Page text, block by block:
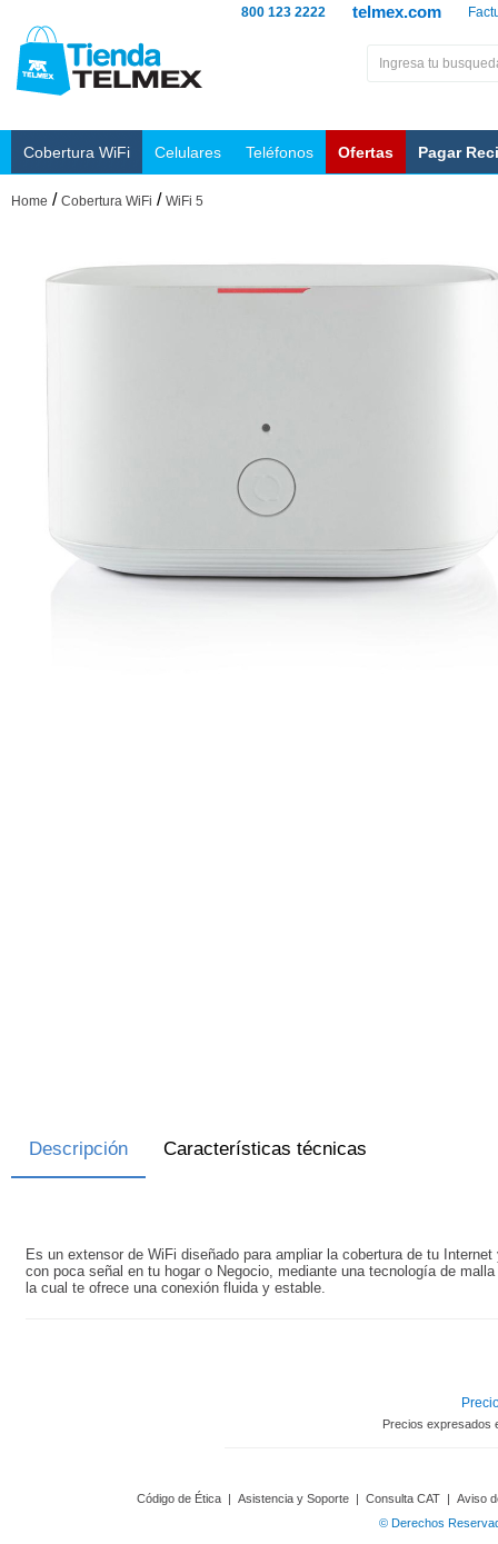
telmex.com
800 123 2222
Cobertura WiFi Celulares Teléfonos Ofertas Pagar
Home / Cobertura WiFi / WiFi 5
Descripción Características técnicas
Es un extensor de WiFi diseñado para ampliar la cobertura de tu
con poca señal en tu hogar o Negocio, mediante una tecnología de
la cual te ofrece una conexión fluida y estable.
Precios expresados
Código de Ética | Asistencia y Soporte | Consulta CAT | Aviso
© Derechos